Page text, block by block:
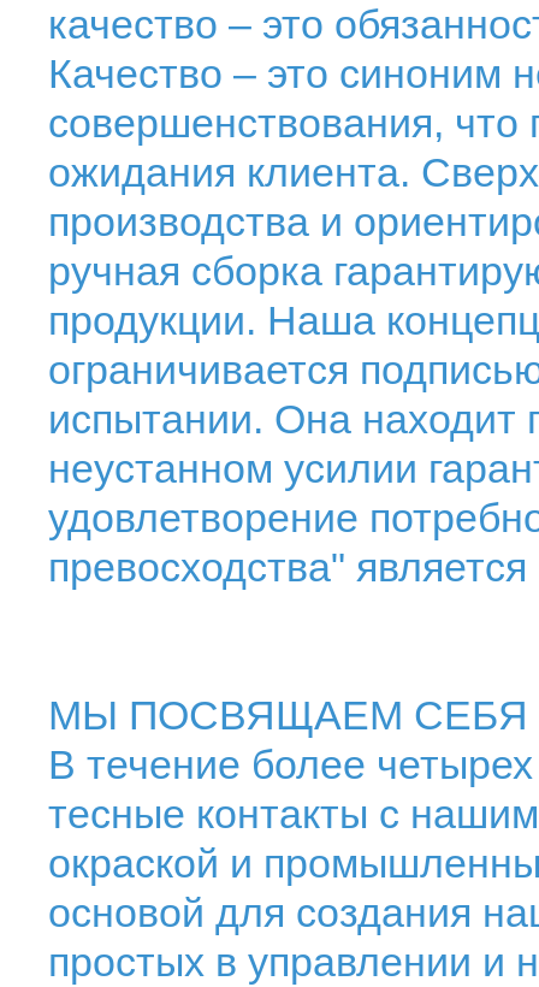
качество – это
Качество – это синоним
совершенствования, что
ожидания клиента.
производства и
ручная сборка
продукции. Наша
ограничивается
испытании. Она
неустанном усилии
удовлетворение
превосходства"
МЫ ПОСВЯЩАЕМ СЕБЯ
В течение более
тесные контакты с
окраской и
основой для создания
простых в управлении и